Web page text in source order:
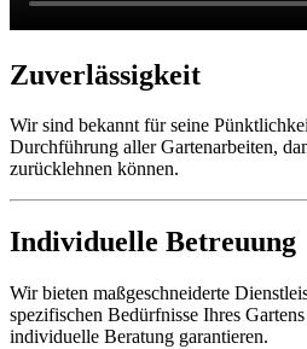
Zuverlässigkeit
Wir sind bekannt für seine
Durchführung aller Gartenarbeiten,
zurücklehnen können.
Individuelle Betreuung
Wir bieten maßgeschneiderte
spezifischen Bedürfnisse Ihres
individuelle Beratung garantieren.